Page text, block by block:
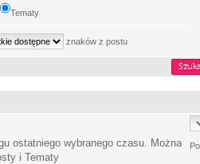
Tematy
znaków z postu
ostatniego wybranego czasu. Można
i Tematy